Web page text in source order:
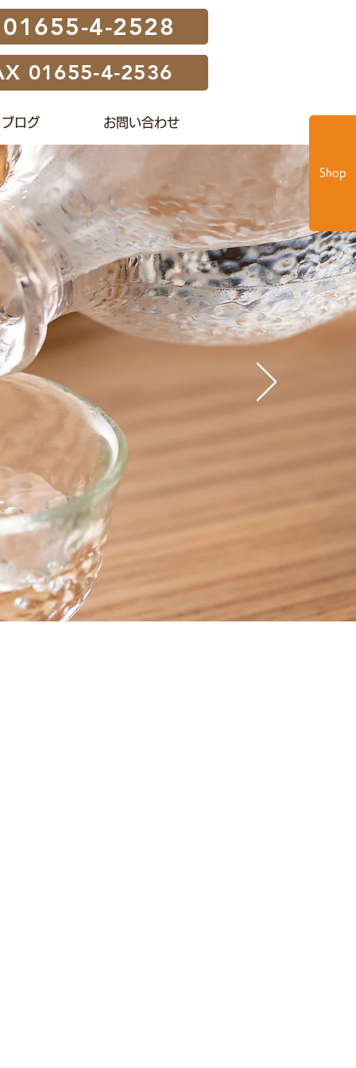
Shop
01655-4-2528
01655-4-2536
ブログ お問い合わせ